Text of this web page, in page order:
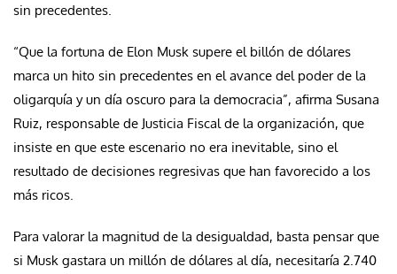
sin precedentes.
“Que la fortuna de Elon Musk supere el billón de dólares
marca un hito sin precedentes en el avance del poder de la
oligarquía y un día oscuro para la democracia”, afirma Susana
Ruiz, responsable de Justicia Fiscal de la organización, que
insiste en que este escenario no era inevitable, sino el
resultado de decisiones regresivas que han favorecido a los
más ricos.
Para valorar la magnitud de la desigualdad, basta pensar que
si Musk gastara un millón de dólares al día, necesitaría 2.740